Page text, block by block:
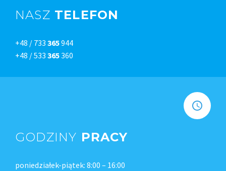
NASZ TELEFON
+48 / 733 365944
+48 / 533 365360
GODZINY PRACY
poniedziałek-piątek: 8:00 – 16:00